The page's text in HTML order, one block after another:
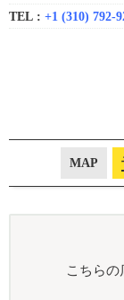
TEL : +1 (310) 792-
MAP
こちらの